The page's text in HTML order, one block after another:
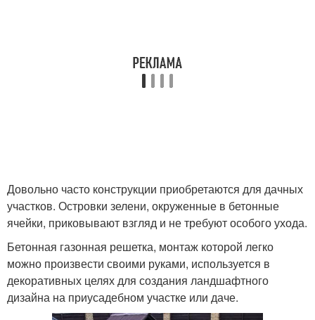
Довольно часто конструкции приобретаются для дачных
участков. Островки зелени, окруженные в бетонные
ячейки, приковывают взгляд и не требуют особого ухода.
Бетонная газонная решетка, монтаж которой легко
можно произвести своими руками, используется в
декоративных целях для создания ландшафтного
дизайна на приусадебном участке или даче.